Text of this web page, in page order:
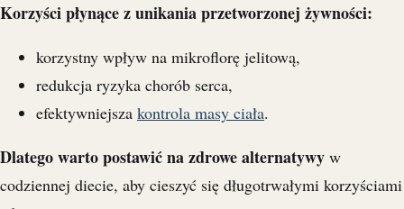
Korzyści płynące z unikania przetworzonej żywności:
korzystny wpływ na mikroflorę jelitową,
redukcja ryzyka chorób serca,
efektywniejsza kontrola masy ciała.
Dlatego warto postawić na zdrowe alternatywy w
codziennej diecie, aby cieszyć się długotrwałymi korzyściami